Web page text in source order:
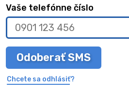
Vaše telefónne číslo
Odoberať SMS
Chcete sa odhlásiť?